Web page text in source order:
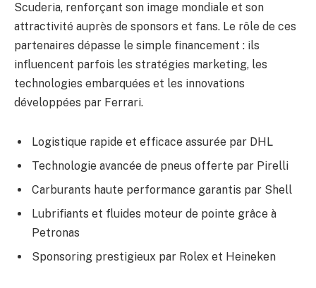
Scuderia, renforçant son image mondiale et son
attractivité auprès de sponsors et fans. Le rôle de ces
partenaires dépasse le simple financement : ils
influencent parfois les stratégies marketing, les
technologies embarquées et les innovations
développées par Ferrari.
Logistique rapide et efficace assurée par DHL
Technologie avancée de pneus offerte par Pirelli
Carburants haute performance garantis par Shell
Lubrifiants et fluides moteur de pointe grâce à
Petronas
Sponsoring prestigieux par Rolex et Heineken